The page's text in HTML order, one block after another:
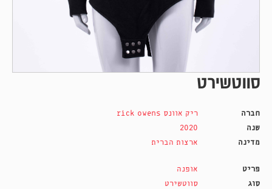
סווטשירט
חברה
ריק אוונס rick owens
שנה
2020
מדינה
ארצות הברית
פריט
אופנה
סוג
סווטשירט